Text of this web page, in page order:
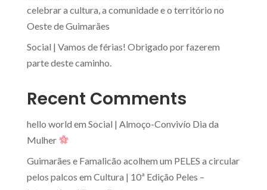
celebrar a cultura, a comunidade e o território no
Oeste de Guimarães
Social | Vamos de férias! Obrigado por fazerem
parte deste caminho.
Recent Comments
hello world em Social | Almoço-Convivío Dia da
Mulher
Guimarães e Famalicão acolhem um PELES a circular
pelos palcos em Cultura | 10ª Edição Peles –